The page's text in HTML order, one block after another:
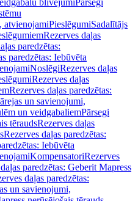
blīvējumiPārsegi
atvienojamiPieslēgumiSadalītājs
Rezerves daļas
paredzētas:
paredzētas: Iebūvēta
NoslēgiRezerves daļas
Rezerves daļas
Rezerves daļas paredzētas:
un savienojumi,
un veidgabaliemPārsegi
tēraudsRezerves daļas
Rezerves daļas paredzētas:
Iebūvēta
KompensatoriRezerves
paredzētas: Geberit Mapress
daļas paredzētas:
un savienojumi,